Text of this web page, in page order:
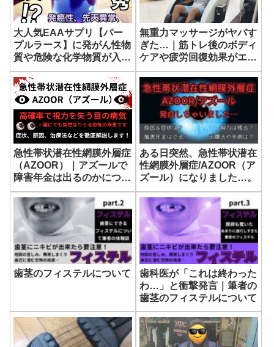
大人気EAAサプリ【パー
プルラース】に発がん性物
質や危険な化学物質が入っ
ているとの警告が…。徹底
的に調べてみた！
無重力マッサージがヤバす
ぎた…｜筋トレ後のボディ
ケアや疲労回復効果がエグ
い
急性帯状潜在性網膜外層症
（AZOOR）｜アズールで
障害年金は出るのかについ
て
ある日突然、急性帯状潜在
性網膜外層症/AZOOR（ア
ズール）になりました…。
歯茎のフィステルについて
歯科医が「これは終わった
わ…」と衝撃発言｜筆者の
歯茎のフィステルについて